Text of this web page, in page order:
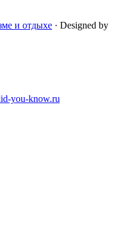
и отдыхе · Designed by
you-know.ru